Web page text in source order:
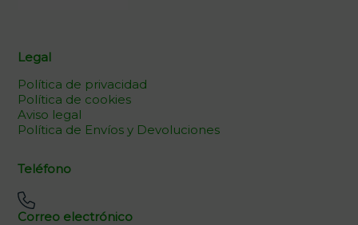
Legal
Política de privacidad
Política de cookies
Aviso legal
Política de Envíos y Devoluciones
Teléfono
Correo electrónico